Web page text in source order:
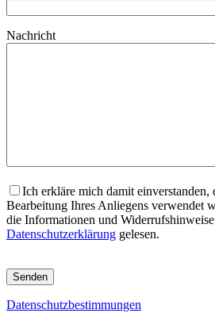
Nachricht
Ich erkläre mich damit einverstanden,
Bearbeitung Ihres Anliegens verwendet
die Informationen und
Datenschutzerklärung gelesen.
lasse
Feld
Datenschutzbestimmungen